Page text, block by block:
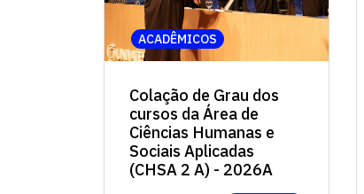
ACADÊMICOS
Colação de Grau dos
cursos da Área de
Ciências Humanas e
Sociais Aplicadas
(CHSA 2 A) - 2026A